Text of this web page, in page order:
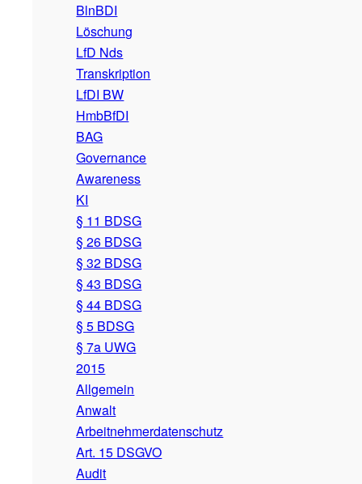
BlnBDI
Löschung
LfD Nds
Transkription
LfDI BW
HmbBfDI
BAG
Governance
Awareness
KI
§ 11 BDSG
§ 26 BDSG
§ 32 BDSG
§ 43 BDSG
§ 44 BDSG
§ 5 BDSG
§ 7a UWG
2015
Allgemein
Anwalt
Arbeitnehmerdatenschutz
Art. 15 DSGVO
Audit